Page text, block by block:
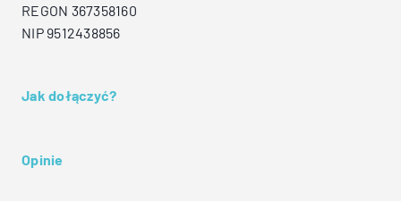
REGON 367358160
NIP 9512438856
Jak dołączyć?
Opinie